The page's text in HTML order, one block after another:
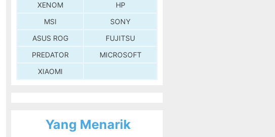
XENOM
HP
MSI
SONY
ASUS ROG
FUJITSU
PREDATOR
MICROSOFT
XIAOMI
Yang Menarik